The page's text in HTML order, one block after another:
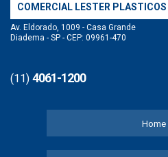
COMERCIAL LESTER
Av. Eldorado, 1009 - Casa Grande
Diadema - SP - CEP: 09961-470
(11) 4061-1200
Home